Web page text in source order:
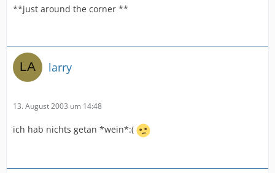
**just around the corner **
larry
13. August 2003 um 14:48
ich hab nichts getan *wein*:(